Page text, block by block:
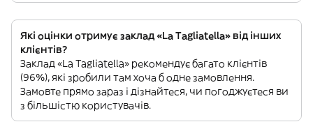
Які оцінки отримує заклад «La Tagliatella» від інших
клієнтів?
Заклад «La Tagliatella» рекомендує багато клієнтів
(96%), які зробили там хоча б одне замовлення.
Замовте прямо зараз і дізнайтеся, чи погоджуєтеся ви
з більшістю користувачів.